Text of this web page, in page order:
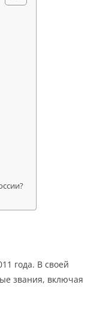
года. В своей
звания, включая